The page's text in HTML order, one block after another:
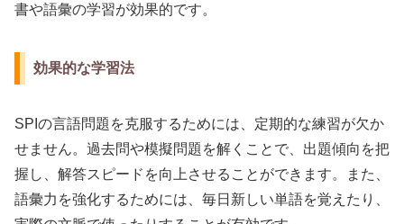
書や語彙の学習が効果的です。
効果的な学習法
SPIの言語問題を克服するためには、定期的な練習が欠か
せません。過去問や模擬問題を解くことで、出題傾向を把
握し、解答スピードを向上させることができます。また、
語彙力を強化するためには、毎日新しい単語を覚えたり、